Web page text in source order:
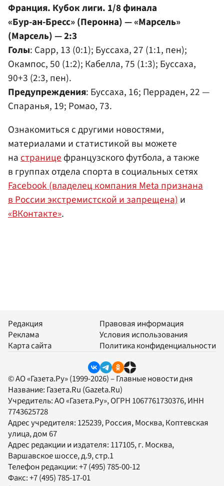
Франция. Кубок лиги. 1/8 финала
«Бур-ан-Бресс» (Перонна) — «Марсель»
(Марсель) — 2:3
Голы: Сарр, 13 (0:1); Буссаха, 27 (1:1, пен);
Окампос, 50 (1:2); Кабелла, 75 (1:3); Буссаха,
90+3 (2:3, пен).
Предупреждения: Буссаха, 16; Перраден, 22 —
Спаранья, 19; Ромао, 73.
Ознакомиться с другими новостями,
материалами и статистикой вы можете
настраницефранцузского футбола, а также
в группах отдела спорта в социальных сетях
Facebook (владелец компания Meta признана
в России экстремистской и запрещена)и
«ВКонтакте».
Редакция
Реклама
Карта сайта
Правовая информация
Условия использования
Политика конфиденциальности
© АО «Газета.Ру» (1999-2026) – Главные новости дня
Название: Газета.Ru (Gazeta.Ru)
Учредитель:АО «Газета.Ру», ОГРН 1067761730376, ИНН
7743625728
Адрес учредителя: 125239, Россия, Москва, Коптевская
улица, дом 67
Адрес редакции и издателя: 117105, г. Москва,
Варшавское шоссе, д.9, стр.1
Телефон редакции:+7 (495) 785-00-12
Факс:+7 (495) 785-17-01